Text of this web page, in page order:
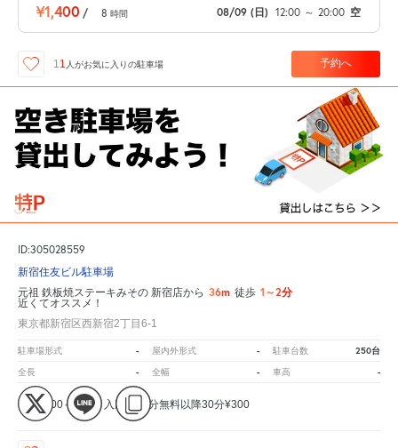
¥1,400 / 8 時間 08/09 (日) 12:00 ～ 20:00 空
11 人がお気に入りの駐車場 予約へ
ID:305028559
新宿住友ビル駐車場
元祖 鉄板焼ステーキみその 新宿店から 36m 徒歩 1～2分
近くてオススメ！
東京都新宿区西新宿2丁目6-1
駐車場形式 - 屋内外形式 - 駐車台数 250台
全長 - 全幅 - 車高 -
全日 0:00～24:00 入庫後20分無料以降30分¥300